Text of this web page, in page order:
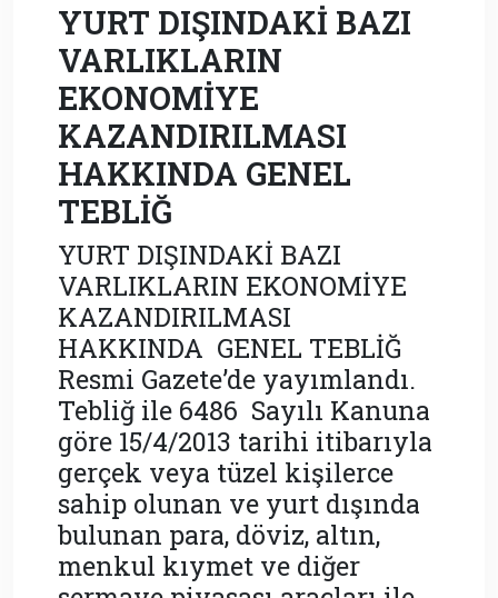
YURT DIŞINDAKİ BAZI
VARLIKLARIN
EKONOMİYE
KAZANDIRILMASI
HAKKINDA GENEL
TEBLİĞ
YURT DIŞINDAKİ BAZI
VARLIKLARIN EKONOMİYE
KAZANDIRILMASI
HAKKINDA GENEL TEBLİĞ
Resmi Gazete’de yayımlandı.
Tebliğ ile 6486 Sayılı Kanuna
göre 15/4/2013 tarihi itibarıyla
gerçek veya tüzel kişilerce
sahip olunan ve yurt dışında
bulunan para, döviz, altın,
menkul kıymet ve diğer